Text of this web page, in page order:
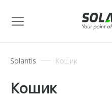
Solantis Кошик
Кошик